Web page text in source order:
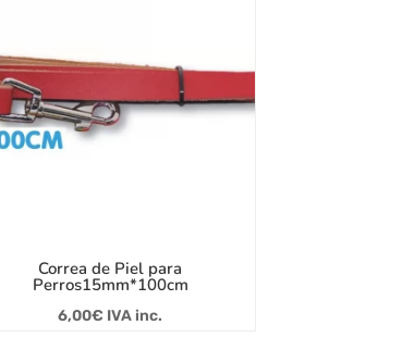
Correa de Piel para
Perros15mm*100cm
6,00€ IVA inc.